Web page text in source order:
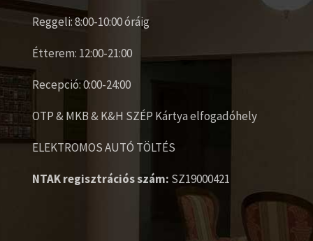
Reggeli: 8:00-10:00 óráig
Étterem: 12:00-21:00
Recepció: 0:00-24:00
OTP & MKB & K&H SZÉP Kártya elfogadóhely
ELEKTROMOS AUTÓ TÖLTÉS
NTAK regisztrációs szám: SZ19000421